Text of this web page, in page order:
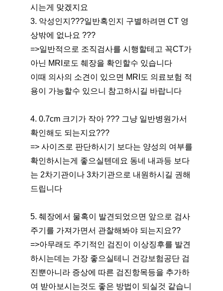
시는게 맞겠지요
3. 악성인지???일반혹인지 구별하려면 CT 영
상밖에 없나요 ???
=>일반적으로 조직검사를 시행할테고 꼭CT가
아닌 MRI로도 췌장을 확인할수 있습니다
이때 의사의 소견이 있으면 MRI도 의료보험 적
용이 가능할수 있으니 참고하시길 바랍니다
4. 0.7cm 크기가 작아 ??? 그냥 일반병원가서
확인해도 되는지요???
=> 사이즈로 판단하시기 보다는 양성의 여부를
확인하시는게 좋으실텐데요 동네 내과등 보다
는 2차기관이나 3차기관으로 내원하시길 권해
드립니다
5. 췌장에서 물혹이 발견되었으면 앞으로 검사
주기를 가져가면서 관찰해봐야 되는지요??
=>아무래도 주기적인 검진이 이상징후를 발견
하시는데는 가장 좋으실테니 건강보험공단 검
진뿐아니라 증상에 따른 검진항목등을 추가하
여 받아보시는것도 좋은 방법이 되실것 같습니